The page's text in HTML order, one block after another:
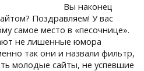
Вы наконец
Поздравляем! У вас
самое место в «песочнице».
не лишенные юмора
так они и назвали фильтр,
молодые сайты, не успевшие